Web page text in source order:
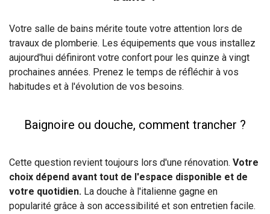
Votre salle de bains mérite toute votre attention lors de
travaux de plomberie. Les équipements que vous installez
aujourd'hui définiront votre confort pour les quinze à vingt
prochaines années. Prenez le temps de réfléchir à vos
habitudes et à l'évolution de vos besoins.
Baignoire ou douche, comment trancher ?
Cette question revient toujours lors d'une rénovation. Votre
choix dépend avant tout de l'espace disponible et de
votre quotidien. La douche à l'italienne gagne en
popularité grâce à son accessibilité et son entretien facile.